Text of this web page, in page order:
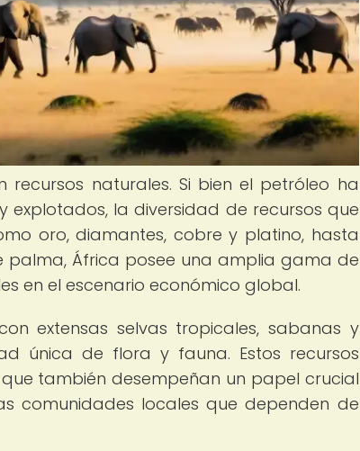
recursos naturales. Si bien el petróleo ha
la diversidad de recursos que
oro, diamantes, cobre y platino, hasta
África posee una amplia gama de
en el escenario económico global.
extensas selvas tropicales, sabanas y
única de flora y fauna. Estos recursos
también desempeñan un papel crucial
comunidades locales que dependen de